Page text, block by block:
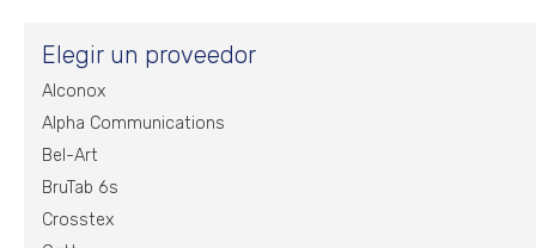
Elegir un proveedor
Alconox
Alpha Communications
Bel-Art
BruTab 6s
Crosstex